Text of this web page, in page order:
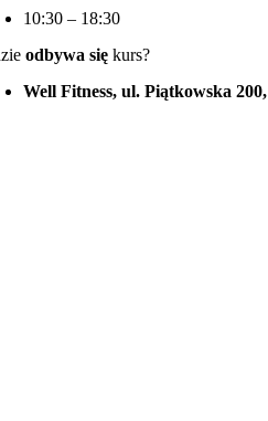
10:30 – 18:30
odbywa się kurs?
Well Fitness, ul. Piątkowska 200,